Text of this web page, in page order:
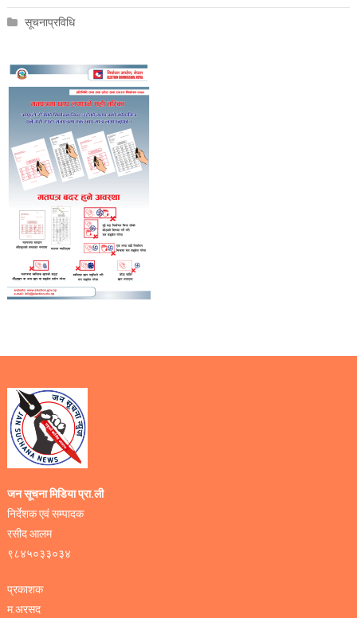
सूचनाप्रविधि
जन सूचना मिडिया प्रा.ली
निर्देशक एवं सम्पादक
रसीद आलम
९८४५०३३०३४
प्रकाशक
म.अरसद